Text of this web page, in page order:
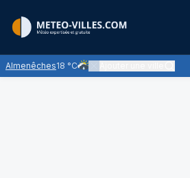
Almenêches18 °C
Risque de quelques